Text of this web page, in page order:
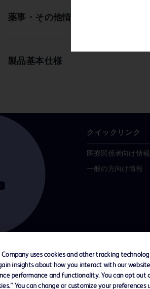
薬事・その他情報
製品基本仕様
クイックリンク
医療関係者向け情報
一般の方向け情報
Preferences プライバシーポ
uses cookies and other tracking
insights about how you interact with our
performance and functionality. You can opt out
You can change or customize your